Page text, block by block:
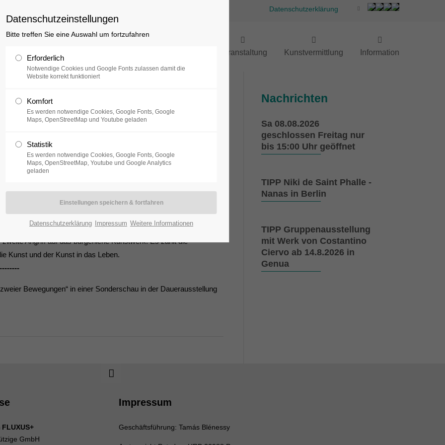
Datenschutzerklärung
Veranstaltung Kunstvermittlung Information
2017 ist keine Fluxus-Dokumentation in unserem atrium zu
2017.
mit einem erweiterten Informationsangebot.
Einführung in diese internationale Kunstbewegung, die sich
aufhört zu fließen und aktuell zu sein.
Scores, Events und Festivals geben.
Wolf Vostell, Benjamin Patterson, Emmett Williams, Dick
Vautier, Robert Filliou, Joseph Beuys und viele andere.
Angriff auf das bürgerliche Kunstwerk. Es zählt die
Kunst und der Kunst in das Leben.
Bewegungen“ in einer Sonderschau in der Dauerausstellung
Nachrichten
Sa 08.08.2026
geschlossen Freitag nur
bis 15:00 Uhr geöffnet
TIPP Niki de Saint Phalle -
Nanas in Berlin
TIPP Gruppenausstellung
mit Werk von Costantino
Ciervo ab 14.8.2026 in
Genua
GmbH
Impressum
Geschäftsführung: Tamás Blénessy
Datenschutzeinstellungen
Bitte treffen Sie eine Auswahl um fortzufahren
Erforderlich
Notwendige Cookies und Google Fonts zulassen damit die
Website korrekt funktioniert
Komfort
Es werden notwendige Cookies, Google Fonts, Google
Maps, OpenStreetMap und Youtube geladen
Statistik
Es werden notwendige Cookies, Google Fonts, Google
Maps, OpenStreetMap, Youtube und Google Analytics
geladen
Datenschutzerklärung Impressum Weitere Informationen